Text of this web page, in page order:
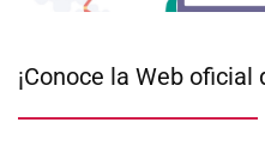
¡Conoce la Web